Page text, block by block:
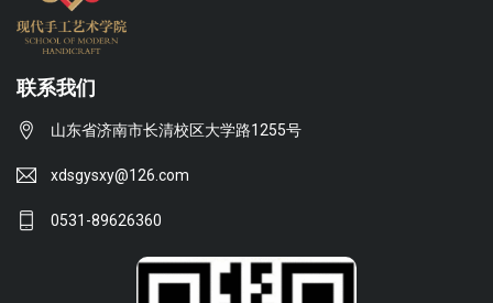
联系我们
山东省济南市长清校区大学路1255号
xdsgysxy@126.com
0531-89626360